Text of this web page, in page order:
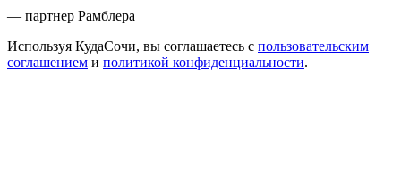
— партнер Рамблера
Используя КудаСочи, вы соглашаетесь с пользовательским
соглашением и политикой конфиденциальности.